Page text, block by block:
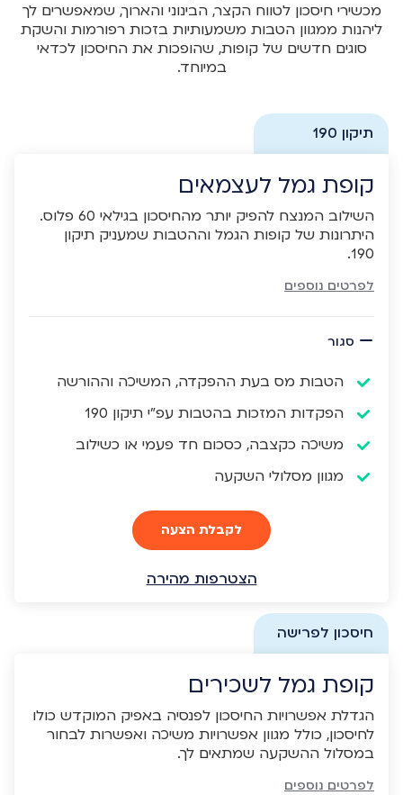
מכשירי חיסכון לטווח הקצר, הבינוני והארוך, שמאפשרים לך
ליהנות ממגוון הטבות משמעותיות בזכות רפורמות והשקת
סוגים חדשים של קופות, שהופכות את החיסכון לכדאי
במיוחד.
תיקון 190
קופת גמל לעצמאים
השילוב המנצח להפיק יותר מהחיסכון בגילאי 60 פלוס.
היתרונות של קופות הגמל וההטבות שמעניק תיקון
190.
לפרטים נוספים
סגור
הטבות מס בעת ההפקדה, המשיכה וההורשה
הפקדות המזכות בהטבות עפ"י תיקון 190
משיכה כקצבה, כסכום חד פעמי או כשילוב
מגוון מסלולי השקעה
לקבלת הצעה
הצטרפות מהירה
חיסכון לפרישה
קופת גמל לשכירים
הגדלת אפשרויות החיסכון לפנסיה באפיק המוקדש כולו
לחיסכון, כולל מגוון אפשרויות משיכה ואפשרות לבחור
במסלול ההשקעה שמתאים לך.
לפרטים נוספים